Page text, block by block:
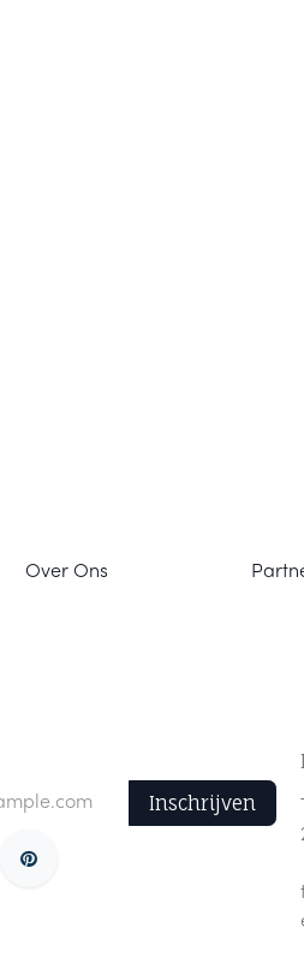
Inschrijven
Part
Over Ons